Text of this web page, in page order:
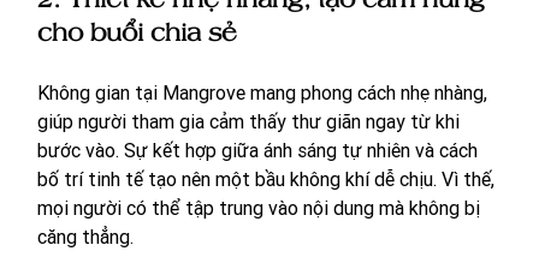
cho buổi chia sẻ
Không gian tại Mangrove mang phong cách nhẹ nhàng,
giúp người tham gia cảm thấy thư giãn ngay từ khi
bước vào. Sự kết hợp giữa ánh sáng tự nhiên và cách
bố trí tinh tế tạo nên một bầu không khí dễ chịu. Vì thế,
mọi người có thể tập trung vào nội dung mà không bị
căng thẳng.